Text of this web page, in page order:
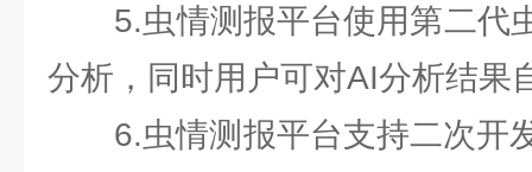
5.虫情测报平台使用第二代
分析，同时用户可对AI分析结果
6.虫情测报平台支持二次开